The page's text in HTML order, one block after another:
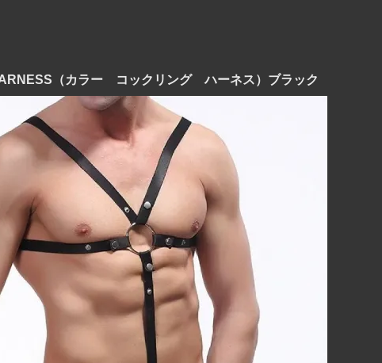
（カラー コックリング ハーネス）ブラック